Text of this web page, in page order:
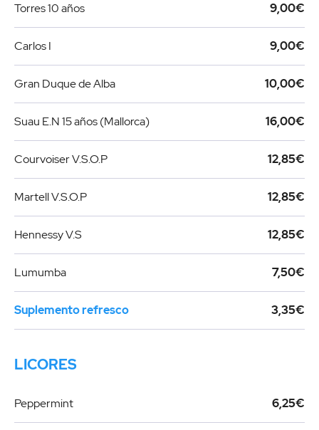
Torres 10 años 9,00€
Carlos I 9,00€
Gran Duque de Alba 10,00€
Suau E.N 15 años (Mallorca) 16,00€
Courvoiser V.S.O.P 12,85€
Martell V.S.O.P 12,85€
Hennessy V.S 12,85€
Lumumba 7,50€
Suplemento refresco 3,35€
LICORES
Peppermint 6,25€